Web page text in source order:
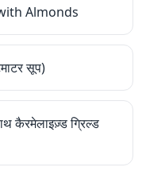
Almonds
सूप)
कैरमेलाइज़्ड ग्रिल्ड